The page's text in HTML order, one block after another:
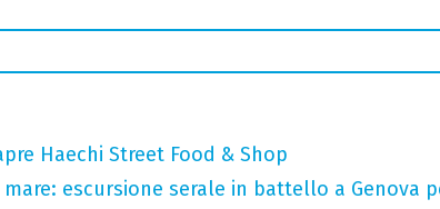
Haechi Street Food & Shop
escursione serale in battello a Genova